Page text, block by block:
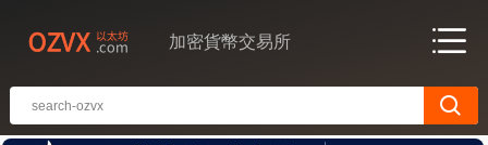
加密貨幣交易所